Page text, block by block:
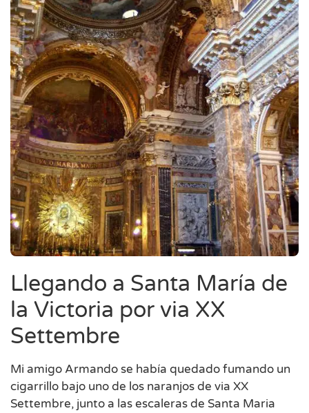
Llegando a Santa María de
la Victoria por via XX
Settembre
Mi amigo Armando se había quedado fumando un
cigarrillo bajo uno de los naranjos de via XX
Settembre, junto a las escaleras de Santa Maria